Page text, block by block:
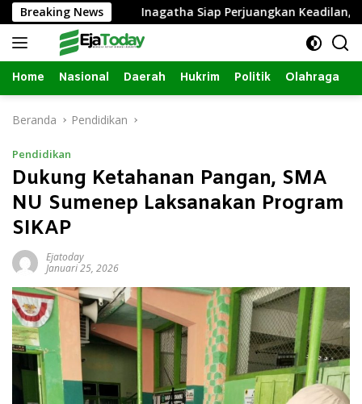
Langsung
ke
konten
Breaking NewsInagatha Siap Perjuangkan Keadilan, Anak
Home Nasional Daerah Hukrim Politik Olahraga
Beranda Pendidikan
Pendidikan
Dukung Ketahanan Pangan, SMA
NU Sumenep Laksanakan Program
SIKAP
Ejatoday
Januari 25, 2026